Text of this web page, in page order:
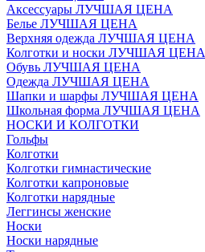
Аксессуары ЛУЧШАЯ ЦЕНА
Белье ЛУЧШАЯ ЦЕНА
Верхняя одежда ЛУЧШАЯ ЦЕНА
Колготки и носки ЛУЧШАЯ ЦЕНА
Обувь ЛУЧШАЯ ЦЕНА
Одежда ЛУЧШАЯ ЦЕНА
Шапки и шарфы ЛУЧШАЯ ЦЕНА
Школьная форма ЛУЧШАЯ ЦЕНА
НОСКИ И КОЛГОТКИ
Гольфы
Колготки
Колготки гимнастические
Колготки капроновые
Колготки нарядные
Леггинсы женские
Носки
Носки нарядные